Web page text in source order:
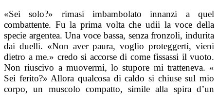
«Sei solo?» rimasi imbambolato innanzi a quel
combattente. Fu la prima volta che udii la voce della
specie argentea. Una voce bassa, senza fronzoli, indurita
dai duelli. «Non aver paura, voglio proteggerti, vieni
dietro a me.» credo si accorse di come fissassi il vuoto.
Non riuscivo a muovermi, lo stupore mi tratteneva. «
Sei ferito?» Allora qualcosa di caldo si chiuse sul mio
corpo, un muscolo compatto, simile alla spira d’un